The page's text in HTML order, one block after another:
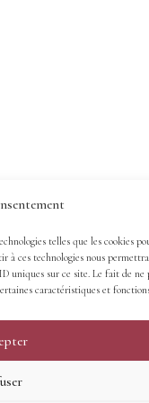
telles que les cookies
à ces technologies nous
uniques sur ce site. Le fait de ne
caractéristiques et